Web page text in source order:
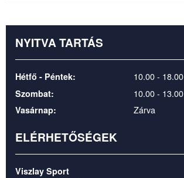
NYITVA TARTÁS
Hétfő - Péntek: 10.00 - 18.00
Szombat: 10.00 - 13.00
Vasárnap: Zárva
ELÉRHETŐSÉGEK
Viszlay Sport